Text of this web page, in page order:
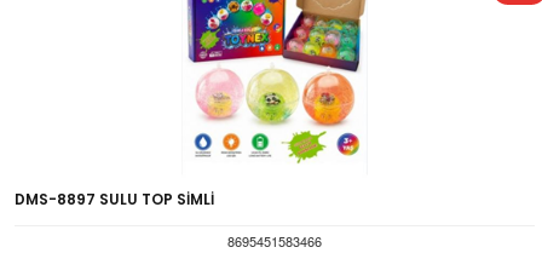
DMS-8897 SULU TOP SİMLİ
8695451583466